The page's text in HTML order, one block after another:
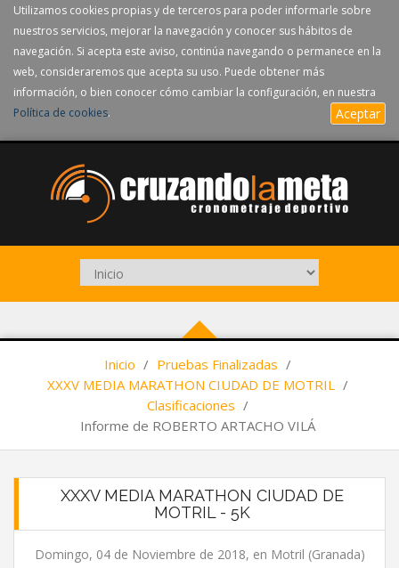
Utilizamos cookies propias y de terceros para poder informarle sobre
nuestros servicios, mejorar la navegación y conocer sus hábitos de
navegación. Si acepta este aviso, continúa navegando o permanece en la
web, consideraremos que acepta su uso. Puede obtener más
información, o bien conocer cómo cambiar la configuración, en nuestra
Política de cookies. Aceptar
Inicio / Pruebas Finalizadas /
XXXV MEDIA MARATHON CIUDAD DE MOTRIL /
Clasificaciones /
Informe de ROBERTO ARTACHO VILÁ
XXXV MEDIA MARATHON CIUDAD DE
MOTRIL - 5K
Domingo, 04 de Noviembre de 2018, en Motril (Granada)